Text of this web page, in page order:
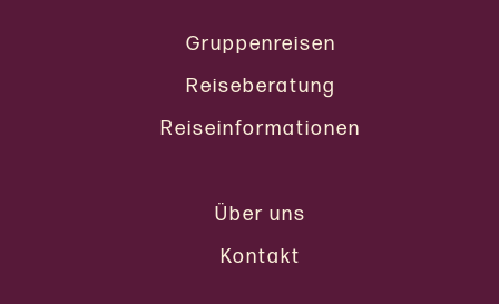
Gruppenreisen
Reiseberatung
Reiseinformationen
Über uns
Kontakt